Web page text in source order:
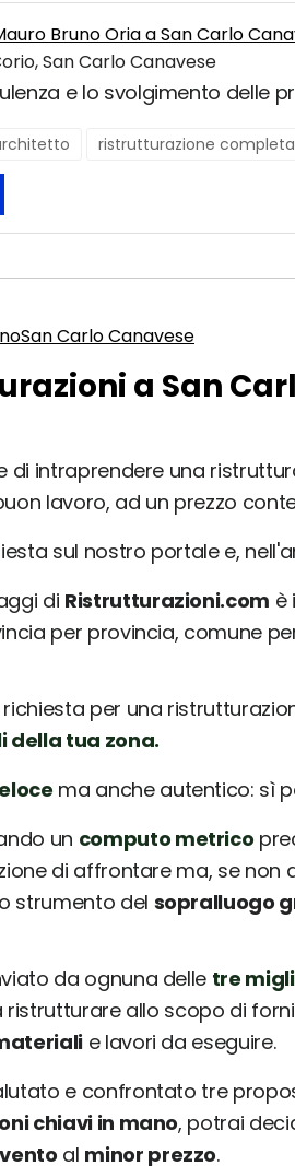
Bruno Oria a San Carlo
San Carlo Canavese
e lo svolgimento delle
ristrutturazione completa
San Carlo Canavese
a San
di intraprendere una
lavoro, ad un prezzo
sul nostro portale e,
di Ristrutturazioni.com è
per provincia, comune
per una
della tua zona.
ma anche autentico: sì
un computo metrico
di affrontare ma, se
strumento del sopralluogo
da ognuna delle tre
ristrutturare allo scopo di
e lavori da eseguire.
e confrontato tre
chiavi in mano, potrai
al minor prezzo.